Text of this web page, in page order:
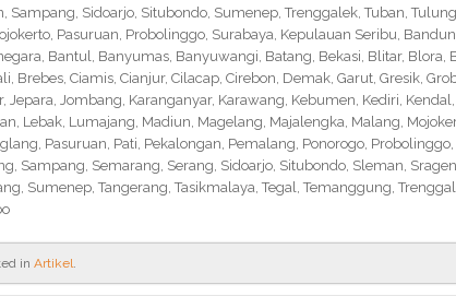
Sampang, Sidoarjo, Situbondo, Sumenep, Trenggalek, Tuban,
Pasuruan, Probolinggo, Surabaya, Kepulauan Seribu,
Bantul, Banyumas, Banyuwangi, Batang, Bekasi, Blitar, Blora,
Brebes, Ciamis, Cianjur, Cilacap, Cirebon, Demak, Garut, Gresik,
Jepara, Jombang, Karanganyar, Karawang, Kebumen, Kediri,
Lebak, Lumajang, Madiun, Magelang, Majalengka, Malang,
Pasuruan, Pati, Pekalongan, Pemalang, Ponorogo,
Sampang, Semarang, Serang, Sidoarjo, Situbondo, Sleman,
Sumenep, Tangerang, Tasikmalaya, Tegal, Temanggung,
in Artikel.